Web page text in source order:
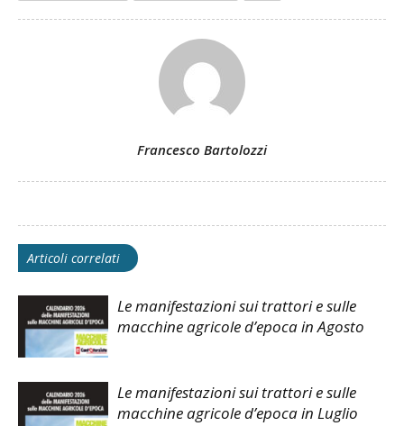
Francesco Bartolozzi
Articoli correlati
Le manifestazioni sui trattori e sulle
macchine agricole d’epoca in Agosto
Le manifestazioni sui trattori e sulle
macchine agricole d’epoca in Luglio